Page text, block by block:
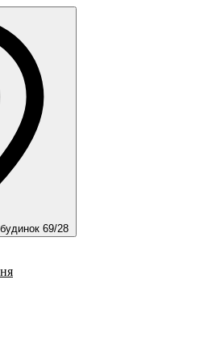
69/28